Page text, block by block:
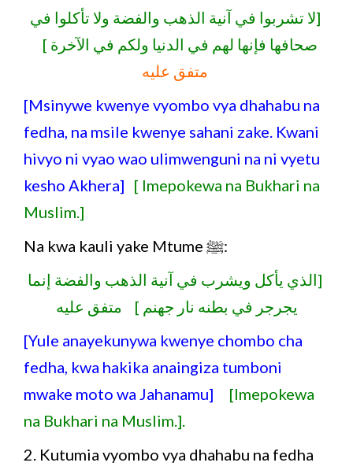
[لا تشربوا في آنية الذهب والفضة ولا تأكلوا في
صحافها فإنها لهم في الدنيا ولكم في الآخرة ]
متفق عليه
[Msinywe kwenye vyombo vya dhahabu na
fedha, na msile kwenye sahani zake. Kwani
hivyo ni vyao wao ulimwenguni na ni vyetu
kesho Akhera] [ Imepokewa na Bukhari na
Muslim.]
Na kwa kauli yake Mtume ﷺ:
[الذي يأكل ويشرب في آنية الذهب والفضة إنما
يجرجر في بطنه نار جهنم ] متفق عليه
[Yule anayekunywa kwenye chombo cha
fedha, kwa hakika anaingiza tumboni
mwake moto wa Jahanamu] [Imepokewa
na Bukhari na Muslim.].
2. Kutumia vyombo vya dhahabu na fedha